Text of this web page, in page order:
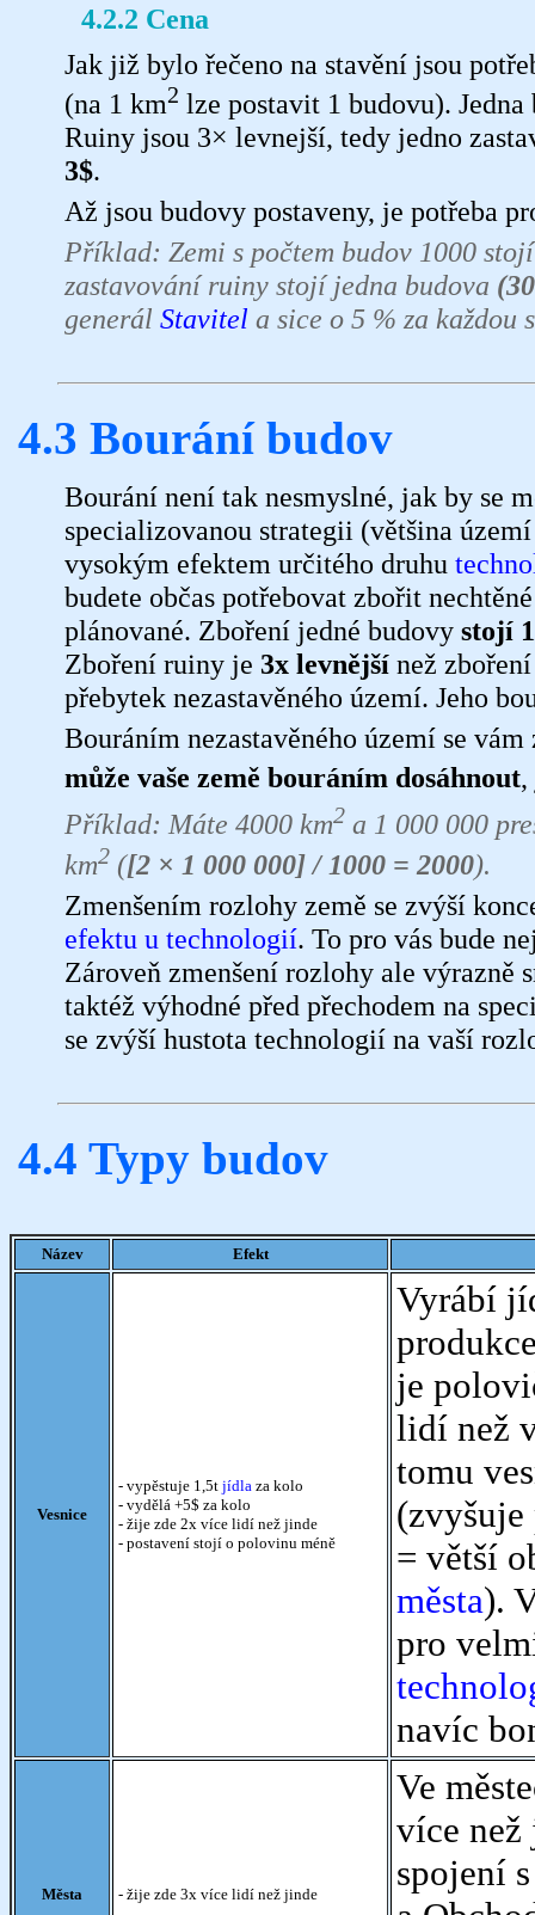
4.2.2 Cena
Jak již bylo řečeno na stavění jsou
(na 1 km2 lze postavit 1 budovu).
Ruiny jsou 3× levnejší, tedy jedno
3$.
Až jsou budovy postaveny, je potřeba
Příklad: Zemi s počtem budov 1000
zastavování ruiny stojí jedna budova
generál Stavitel a sice o 5 % za každou
4.3 Bourání budov
Bourání není tak nesmyslné, jak by se
specializovanou strategii (většina
vysokým efektem určitého druhu
budete občas potřebovat zbořit
plánované. Zboření jedné budovy stojí
Zboření ruiny je 3x levnější než
přebytek nezastavěného území. Jeho
Bouráním nezastavěného území se
může vaše země bouráním dosáhnout,
Příklad: Máte 4000 km2 a 1 000 000
km2 ([2 × 1 000 000] / 1000 = 2000).
Zmenšením rozlohy země se zvýší
efektu u technologií. To pro vás bude
Zároveň zmenšení rozlohy ale
taktéž výhodné před přechodem na
se zvýší hustota technologií na vaší
4.4 Typy budov
Název Efekt
Vesnice
- vypěstuje 1,5t jídla za kolo
- vydělá +5$ za kolo
- žije zde 2x více lidí než jinde
- postavení stojí o polovinu méně
Vyrábí
je
lidí než
tomu
= větší
města).
pro
navíc
Města - žije zde 3x více lidí než jinde
Ve
více než
spojení